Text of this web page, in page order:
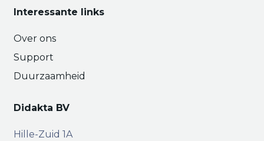
Interessante links
Over ons
Support
Duurzaamheid
Didakta BV
Hille-Zuid 1A